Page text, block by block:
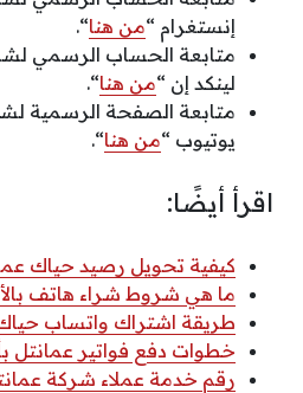
إنستغرام “من هنا“.
متابعة الحساب الرسمي
لينكد إن “من هنا“.
متابعة الصفحة الرسمية
يوتيوب “من هنا“.
اقرأ أيضًا:
كيفية تحويل رصيد حياك عمانتل
ما هي شروط شراء هاتف
طريقة اشتراك واتساب حياك
خطوات دفع فواتير عمانتل